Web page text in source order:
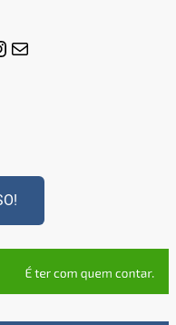
E-mail